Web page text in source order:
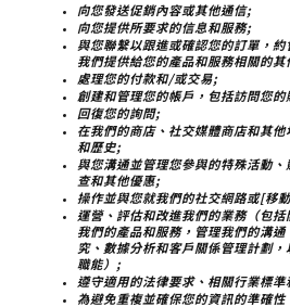
向您發送促銷內容或其他通信;
向您提供所要求的信息和服務;
與您聯繫以跟進或確認您的訂單，
我們提供給您的產品和服務相關的
處理您的付款和/或交易;
創建和管理您的帳戶，包括訪問您
回復您的詢問;
在我們的商店、社交媒體商店和其
和歷史;
與您溝通並管理您參與的特殊活動
查和其他優惠;
操作並與您就我們的社交網路或[移
運營、評估和改進我們的業務（包
我們的產品和服務，管理我們的溝
究、數據分析和客戶關係管理計劃
職能）;
遵守適用的法律要求、相關行業標
為避免重複並確保您的資訊的準確